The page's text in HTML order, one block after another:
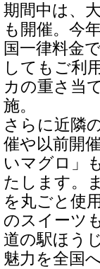
期間中は、
も開催。今
国一律料金
してもご利
カの重さ当
施。
さらに近隣
催や以前開
いマグロ」
たします。
を丸ごと使
のスイーツ
道の駅ほう
魅力を全国